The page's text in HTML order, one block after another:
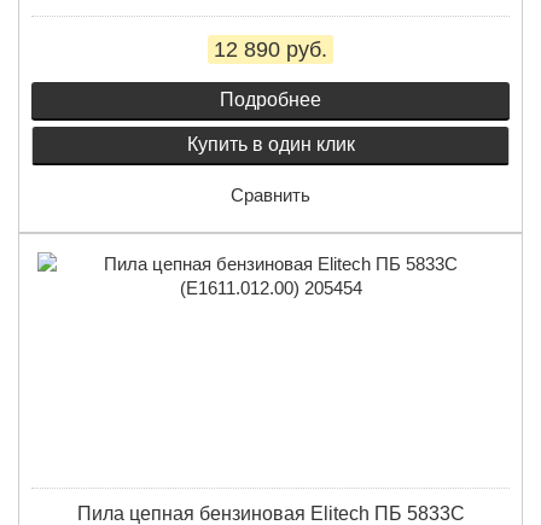
12 890 руб.
Подробнее
Купить в один клик
Сравнить
Пила цепная бензиновая Elitech ПБ 5833C